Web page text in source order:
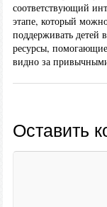
соответствующий
этапе, который
поддерживать детей
ресурсы,
видно за
Оставить